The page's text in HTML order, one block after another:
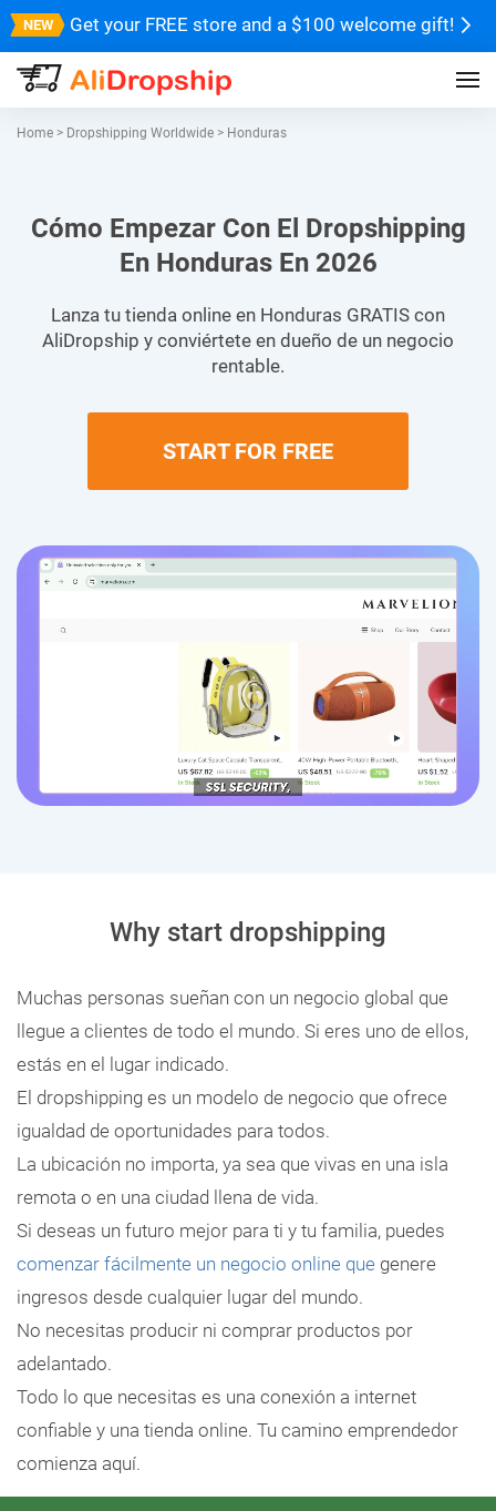
Get your FREE store and a $100 welcome gift!
Home > Dropshipping Worldwide > Honduras
Cómo Empezar Con El Dropshipping
En Honduras En 2026
Lanza tu tienda online en Honduras GRATIS con
AliDropship y conviértete en dueño de un negocio
rentable.
START FOR FREE
Why start dropshipping
Muchas personas sueñan con un negocio global que
llegue a clientes de todo el mundo. Si eres uno de ellos,
estás en el lugar indicado.
El dropshipping es un modelo de negocio que ofrece
igualdad de oportunidades para todos.
La ubicación no importa, ya sea que vivas en una isla
remota o en una ciudad llena de vida.
Si deseas un futuro mejor para ti y tu familia, puedes
comenzar fácilmente un negocio online que genere
ingresos desde cualquier lugar del mundo.
No necesitas producir ni comprar productos por
adelantado.
Todo lo que necesitas es una conexión a internet
confiable y una tienda online. Tu camino emprendedor
comienza aquí.